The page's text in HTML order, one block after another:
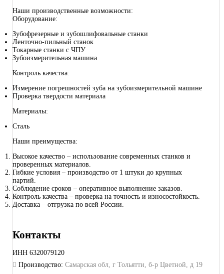
Наши производственные возможности:
Оборудование:
Зубофрезерные и зубошлифовальные станки
Ленточно-пильный станок
Токарные станки с ЧПУ
Зубоизмерительная машина
Контроль качества:
Измерение погрешностей зуба на зубоизмерительной машине
Проверка твердости материала
Материалы:
Сталь
Наши преимущества:
Высокое качество – использование современных станков и
проверенных материалов.
Гибкие условия – производство от 1 штуки до крупных
партий.
Соблюдение сроков – оперативное выполнение заказов.
Контроль качества – проверка на точность и износостойкость.
Доставка – отгрузка по всей России.
Контакты
ИНН 6320079120
Производство: Самарская обл, г Тольятти, б-р Цветной, д 19